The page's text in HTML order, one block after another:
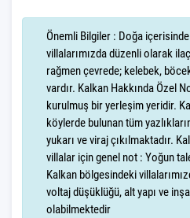
Villa Aylin,Sarıbelen'in nefes kesen
Sabahları kuş cıvıltılarıyla
havasını soluyarak stres ve
Villa Aylin, 4 kişilik konaklama
odası,3 yatak ve 2 banyosuyla,
yaşam alanı sunar. Modern ve şık
olan Villa Aylin, tatiliniz boyunca
Villa Aylin, doğa içerisinde lüks
isteyenler için ideal bir seçimdir.
Önemli Bilgiler : Doğa
villalarımızda düzenli olarak
rağmen çevrede; kelebek,
vardır. Kalkan Hakkında Özel
kurulmuş bir yerleşim yeridir.
köylerde bulunan tüm
yukarı ve viraj çıkılmaktadır.
villalar için genel not : Yoğun
Kalkan bölgesindeki
voltaj düşüklüğü, alt yapı ve
olabilmektedir